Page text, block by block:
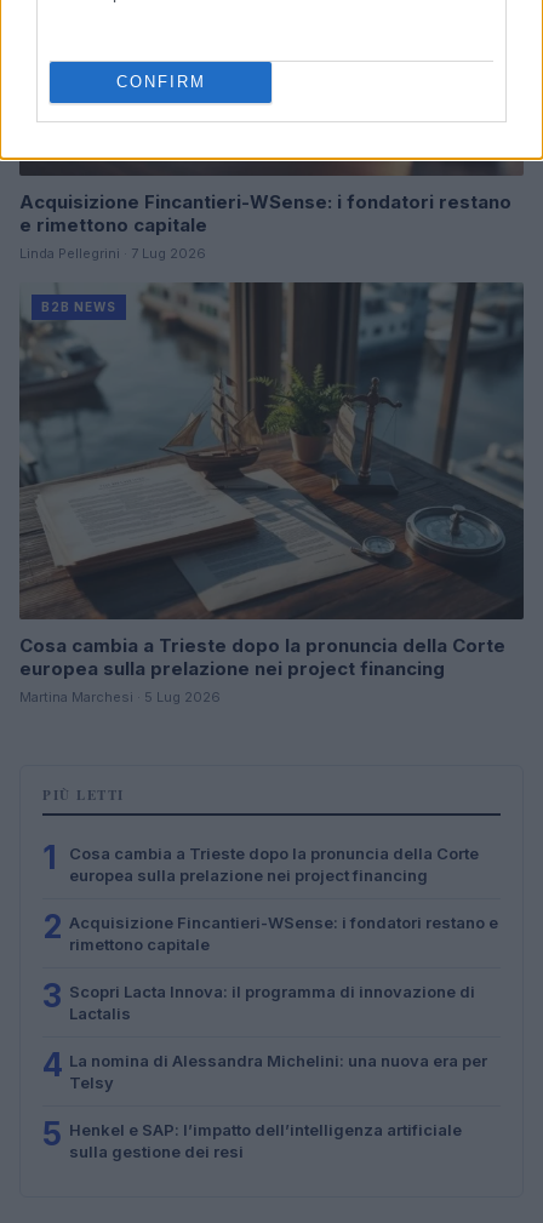
CONFIRM
Acquisizione Fincantieri-WSense: i fondatori restano
e rimettono capitale
Linda Pellegrini · 7 Lug 2026
B2B NEWS
Cosa cambia a Trieste dopo la pronuncia della Corte
europea sulla prelazione nei project financing
Martina Marchesi · 5 Lug 2026
PIÙ LETTI
1
Cosa cambia a Trieste dopo la pronuncia della Corte
europea sulla prelazione nei project financing
2 Acquisizione Fincantieri-WSense: i fondatori restano e
rimettono capitale
3 Scopri Lacta Innova: il programma di innovazione di
Lactalis
4 La nomina di Alessandra Michelini: una nuova era per
Telsy
5 Henkel e SAP: l’impatto dell’intelligenza artificiale
sulla gestione dei resi